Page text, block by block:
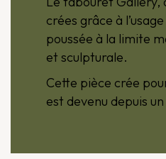
crées grâce à
poussée à la limite
et sculpturale.
Cette pièce crée
est devenu depuis